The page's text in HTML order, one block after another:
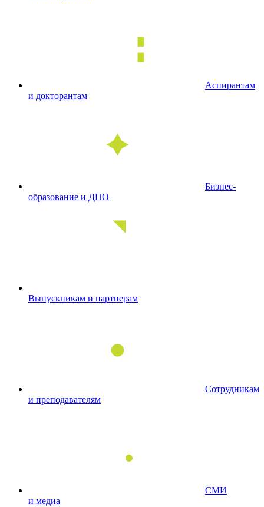
Аспирантам
и докторантам
Бизнес-
образование и ДПО
Выпускникам и партнерам
Сотрудникам
и преподавателям
СМИ
и медиа